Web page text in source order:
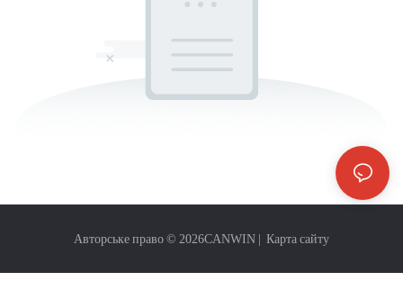
Авторське право © 2026CANWIN | Карта сайту